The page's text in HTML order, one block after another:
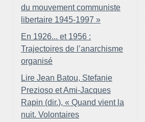
du mouvement communiste
libertaire 1945-1997 »
En 1926... et 1956 :
Trajectoires de l’anarchisme
organisé
Lire Jean Batou, Stefanie
Prezioso et Ami-Jacques
Rapin (dir.), « Quand vient la
nuit. Volontaires